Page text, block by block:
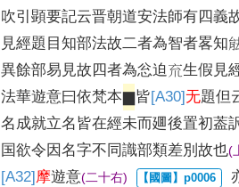
吹引顕要記云晋朝道安法師有四義
見經題目知部法故二者為智者畧知
異餘部易見故四者為忩迫㐬生假見
法華遊意曰依梵本▆皆[A30]无題但
名成就立名皆在經未而廽後置初葢
国欲令因名字不同識部類差別故也(
[A32] 摩遊意(二十右)